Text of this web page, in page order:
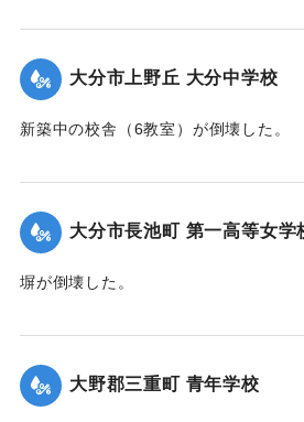
｜固有コード:
大分市上野丘 大分中学校
新築中の校舎（6教室）が倒壊した。
｜固有コード: 00474064
大分市長池町 第一高等女学
塀が倒壊した。
｜固有コード:00474065
大野郡三重町 青年学校